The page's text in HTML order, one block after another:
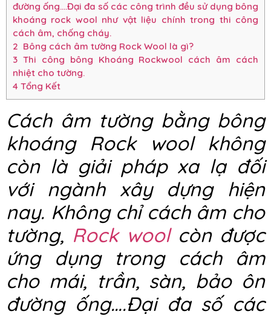
đường ống….Đại đa số các công trình đều sử dụng bông
khoáng rock wool như vật liệu chính trong thi công
cách âm, chống cháy.
2 Bông cách âm tường Rock Wool là gì?
3 Thi công bông Khoáng Rockwool cách âm cách
nhiệt cho tường.
4 Tổng Kết
Cách âm tường bằng bông
khoáng Rock wool không
còn là giải pháp xa lạ đối
với ngành xây dựng hiện
nay. Không chỉ cách âm cho
tường, Rock woolcòn được
ứng dụng trong cách âm
cho mái, trần, sàn, bảo ôn
đường ống….Đại đa số các